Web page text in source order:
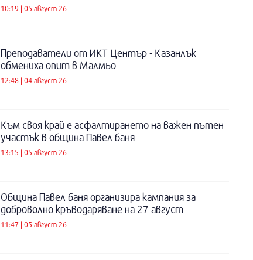
10:19 | 05 август 26
Преподаватели от ИКТ Център - Казанлък
обмениха опит в Малмьо
12:48 | 04 август 26
Към своя край е асфалтирането на важен пътен
участък в община Павел баня
13:15 | 05 август 26
Община Павел баня организира кампания за
доброволно кръводаряване на 27 август
11:47 | 05 август 26